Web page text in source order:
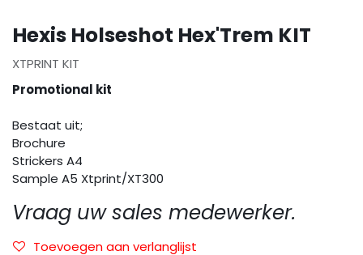
Hexis Holseshot Hex'Trem KIT
XTPRINT KIT
Promotional kit
Bestaat uit;
Brochure
Strickers A4
Sample A5 Xtprint/XT300
Vraag uw sales medewerker.
Toevoegen aan verlanglijst